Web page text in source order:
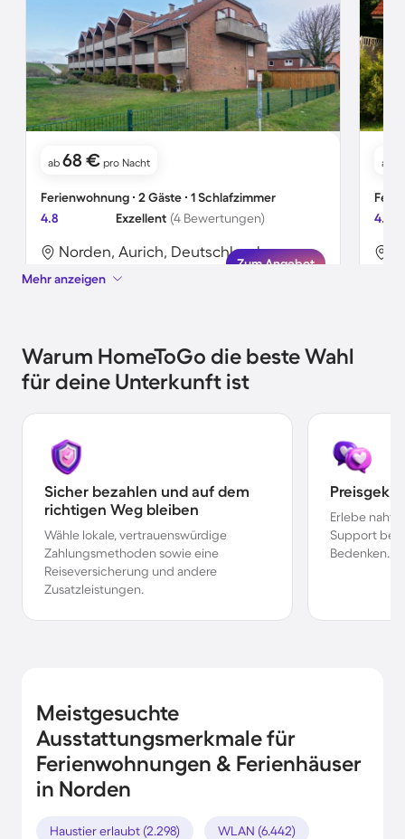
ab 68 € pro Nacht
Ferienwohnung ∙ 2 Gäste ∙ 1 Schlafzimmer
4.8
Exzellent (4 Bewertungen)
Norden, Aurich, Deutschland
Zum Angebot
ab
4.2
Mehr anzeigen
Warum HomeToGo die beste Wahl
für deine Unterkunft ist
Sicher bezahlen und auf dem
richtigen Weg bleiben
Wähle lokale, vertrauenswürdige
Zahlungsmethoden sowie eine
Reiseversicherung und andere
Zusatzleistungen.
Erlebe
Support bei
Bedenken.
Meistgesuchte
Ausstattungsmerkmale für
Ferienwohnungen & Ferienhäuser
in Norden
Haustier erlaubt (2.298) WLAN (6.442)